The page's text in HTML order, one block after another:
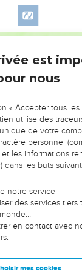
PAS
L’ANNÉE !
POUVAIENT
VOTRES ?
on voit moins les
ont traversés,
qui les ont façonnés.
de sagesse afin
est
nous
« Accepter tous les
utilise des
de votre
personnel
les informations
dans les buts
notre service
des services tiers
en contact avec
mes cookies